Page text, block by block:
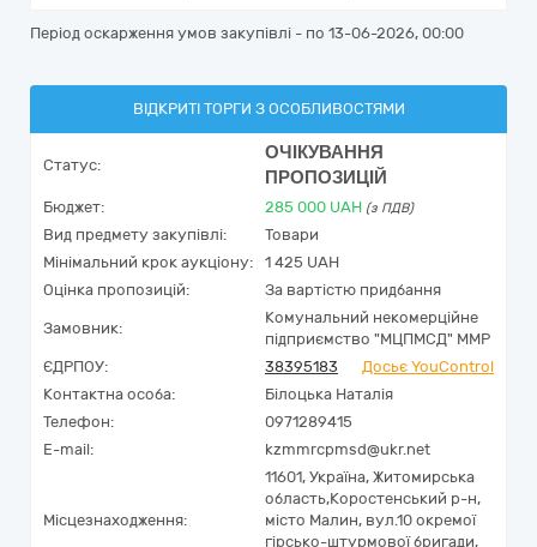
Період оскарження умов закупівлі - по 13-06-2026, 00:00
ВІДКРИТІ ТОРГИ З ОСОБЛИВОСТЯМИ
Статус:
ОЧІКУВАННЯ
ПРОПОЗИЦІЙ
Бюджет: 285 000 UAH (з ПДВ)
Вид предмету закупівлі:
Товари
Мінімальний крок аукціону:
1 425 UAH
Оцінка пропозицій:
За вартістю придбання
Замовник:
Комунальний некомерційне
підприємство "МЦПМСД" ММР
ЄДРПОУ:
38395183
Досьє YouControl
Контактна особа:
Білоцька Наталія
Телефон:
0971289415
E-mail:
kzmmrcpmsd@ukr.net
Місцезнаходження:
11601, Україна, Житомирська
область,Коростенський р-н,
місто Малин, вул.10 окремої
гірсько-штурмової бригади,